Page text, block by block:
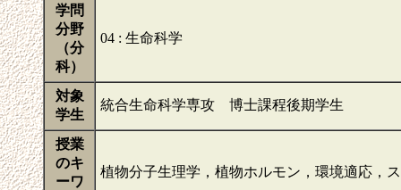
学問
分野
（分
科）
04 : 生命科学
対象
学生
統合生命科学専攻 博士課程後期学生
授業
のキ
ーワ
植物分子生理学，植物ホルモン，環境適応，